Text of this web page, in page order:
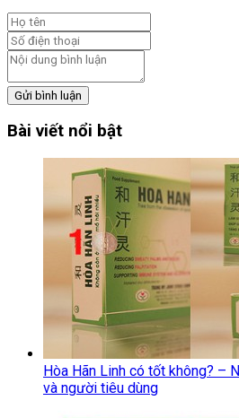
Gửi bình luận
Bài viết nổi bật
Hòa Hãn Linh có tốt không? –
và người tiêu dùng